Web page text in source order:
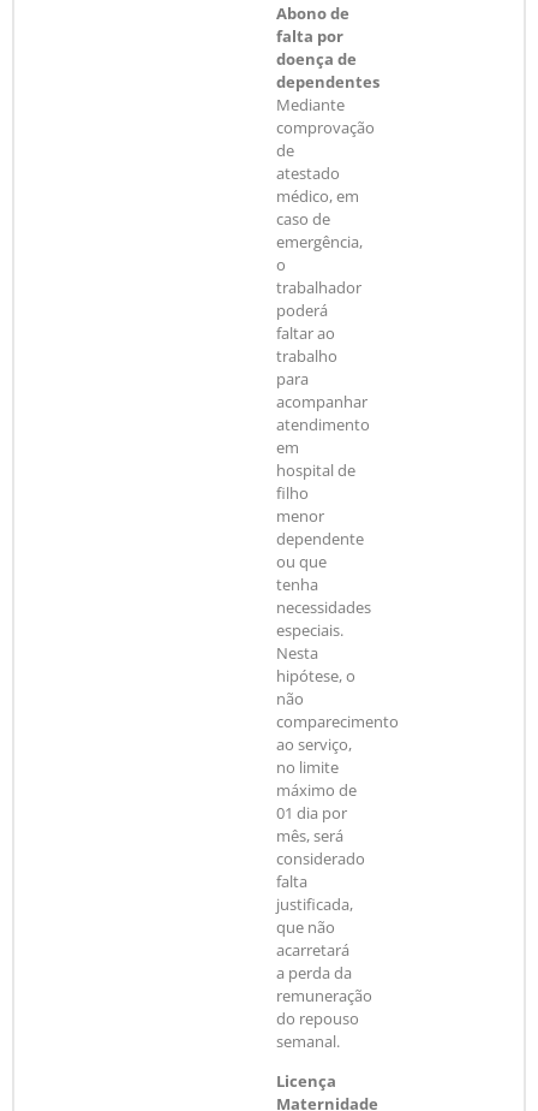
Abono de
falta por
doença de
dependentes
Mediante
comprovação
de
atestado
médico, em
caso de
emergência,
o
trabalhador
poderá
faltar ao
trabalho
para
acompanhar
atendimento
em
hospital de
filho
menor
dependente
ou que
tenha
necessidades
especiais.
Nesta
hipótese, o
não
comparecimento
ao serviço,
no limite
máximo de
01 dia por
mês, será
considerado
falta
justificada,
que não
acarretará
a perda da
remuneração
do repouso
semanal.
Licença
Maternidade